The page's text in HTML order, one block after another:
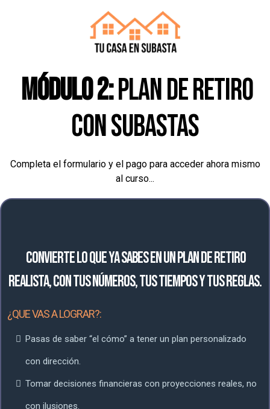
MÓDULO 2:Plan de Retiro
con Subastas
Completa el formulario y el pago para acceder ahora mismo
al curso...
Convierte lo que ya sabes en un plan de retiro
realista, con tus números, tus tiempos y tus reglas.
¿QUE VAS A LOGRAR?:
Pasas de saber “el cómo” a tener un plan personalizado
con dirección.
Tomar decisiones financieras con proyecciones reales, no
con ilusiones.